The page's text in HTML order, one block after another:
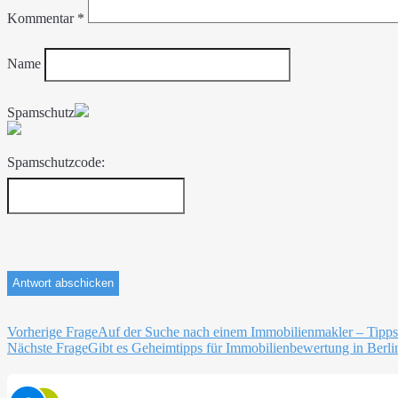
Kommentar *
Name
Spamschutz
Spamschutzcode:
Beitragsnavigation
Vorherige FrageAuf der Suche nach einem Immobilienmakler –
Nächste FrageGibt es Geheimtipps für Immobilienbewertung in